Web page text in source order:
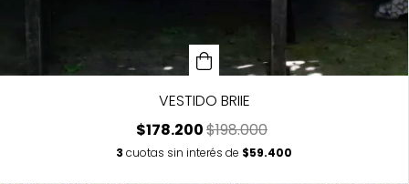
VESTIDO BRIIE
$178.200$198.000
3 cuotas sin interés de $59.400